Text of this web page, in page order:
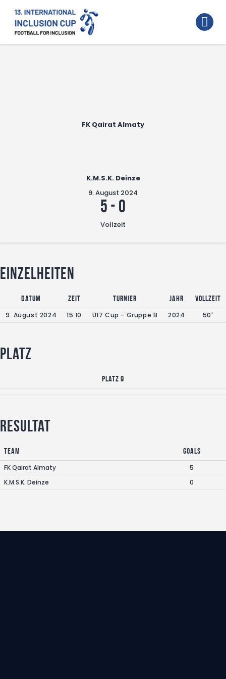
Home
Walking Football Turnier
FK Qairat Almaty
K.M.S.K. Deinze
9. August 2024
5 - 0
Vollzeit
Einzelheiten
Datum Zeit Turnier Jahr
Vollzeit
9. August 2024
15:10 U17 Cup - Gruppe B 2024 50'
Platz
Platz 9
Resultat
Team
Goals
FK Qairat Almaty
5
K.M.S.K. Deinze
0